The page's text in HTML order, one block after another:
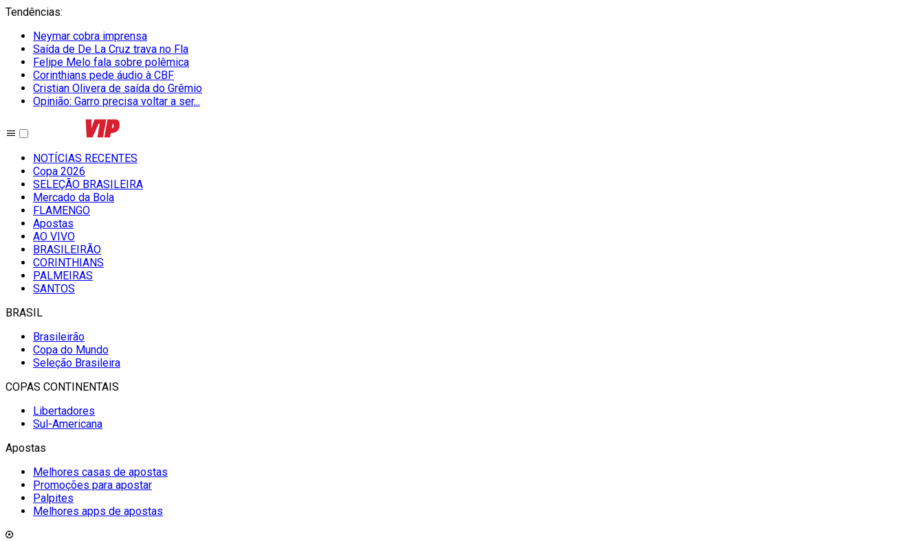
Tendências:
Neymar cobra imprensa
Saída de De La Cruz trava no Fla
Felipe Melo fala sobre polêmica
Corinthians pede áudio à CBF
Cristian Olivera de saída do Grêmio
Opinião: Garro precisa voltar a ser...
NOTÍCIAS RECENTES
Copa 2026
SELEÇÃO BRASILEIRA
Mercado da Bola
FLAMENGO
Apostas
AO VIVO
BRASILEIRÃO
CORINTHIANS
PALMEIRAS
SANTOS
BRASIL
Brasileirão
Copa do Mundo
Seleção Brasileira
COPAS CONTINENTAIS
Libertadores
Sul-Americana
Apostas
Melhores casas de apostas
Promoções para apostar
Palpites
Melhores apps de apostas